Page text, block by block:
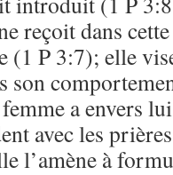
reçoit dans cette
(1 P 3:7); elle
son
a envers
avec les
l’amène à